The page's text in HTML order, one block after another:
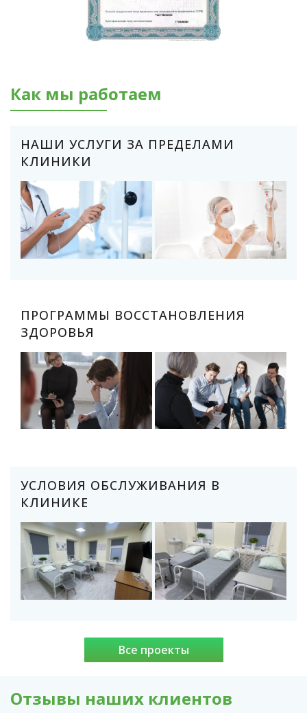
Как мы работаем
НАШИ УСЛУГИ ЗА ПРЕДЕЛАМИ
КЛИНИКИ
ПРОГРАММЫ ВОССТАНОВЛЕНИЯ
ЗДОРОВЬЯ
УСЛОВИЯ ОБСЛУЖИВАНИЯ В
КЛИНИКЕ
Все проекты
Отзывы наших клиентов